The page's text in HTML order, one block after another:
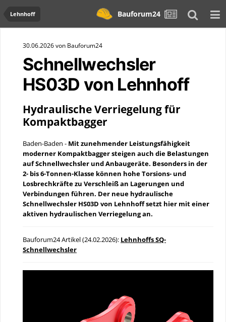
Lehnhoff Bauforum24
30.06.2026 von Bauforum24
Schnellwechsler
HS03D von Lehnhoff
Hydraulische Verriegelung für
Kompaktbagger
Baden-Baden - Mit zunehmender Leistungsfähigkeit
moderner Kompaktbagger steigen auch die Belastungen
auf Schnellwechsler und Anbaugeräte. Besonders in der
2- bis 6-Tonnen-Klasse können hohe Torsions- und
Losbrechkräfte zu Verschleiß an Lagerungen und
Verbindungen führen. Der neue hydraulische
Schnellwechsler HS03D von Lehnhoff setzt hier mit einer
aktiven hydraulischen Verriegelung an.
Bauforum24 Artikel (24.02.2026): Lehnhoffs SQ-
Schnellwechsler